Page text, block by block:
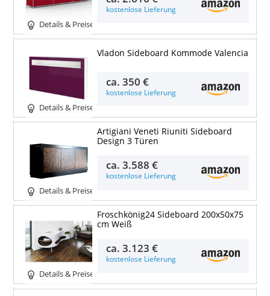
Details & Preise
kostenlose Lieferung
Details & Preise
Vladon Sideboard Kommode Valencia
ca.350 €
kostenlose Lieferung
Details & Preise
Artigiani Veneti Riuniti Sideboard
Design 3 Türen
ca.3.588 €
kostenlose Lieferung
Details & Preise
Froschkönig24 Sideboard 200x50x75
cm Weiß
ca.3.123 €
kostenlose Lieferung